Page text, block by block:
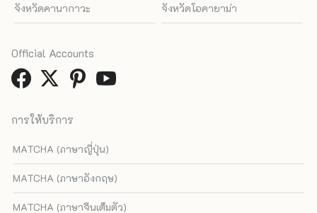
จังหวัดคานากาวะ จังหวัดโอคายาม่า
การให้บริการ
MATCHA (ภาษาญี่ปุ่น)
MATCHA (ภาษาอังกฤษ)
MATCHA (ภาษาจีนเต็มตัว)
Official Accounts